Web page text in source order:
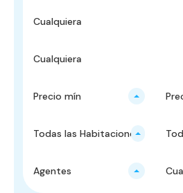
Cualquiera
Cualquiera
Precio mín
Todas las Habitaciones
Agentes